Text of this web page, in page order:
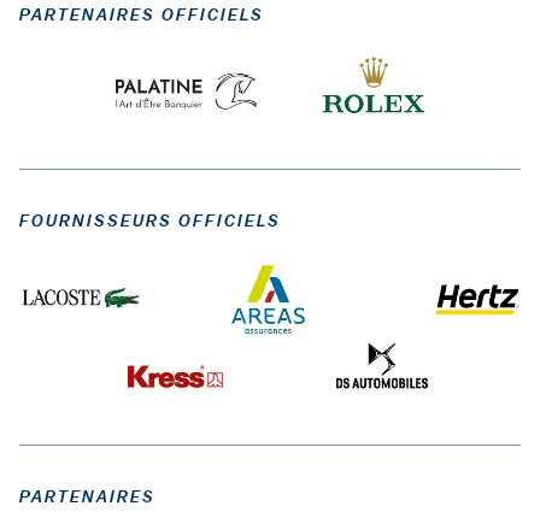
PARTENAIRES OFFICIELS
FOURNISSEURS OFFICIELS
PARTENAIRES